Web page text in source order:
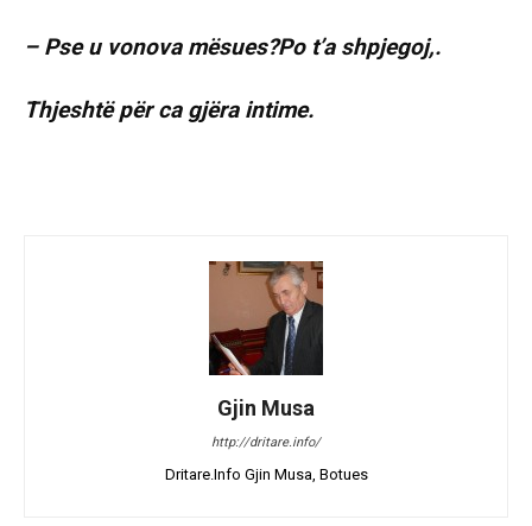
– Pse u vonova mësues?Po t’a shpjegoj,.
Thjeshtë për ca gjëra intime.
Gjin Musa
http://dritare.info/
Dritare.Info Gjin Musa, Botues